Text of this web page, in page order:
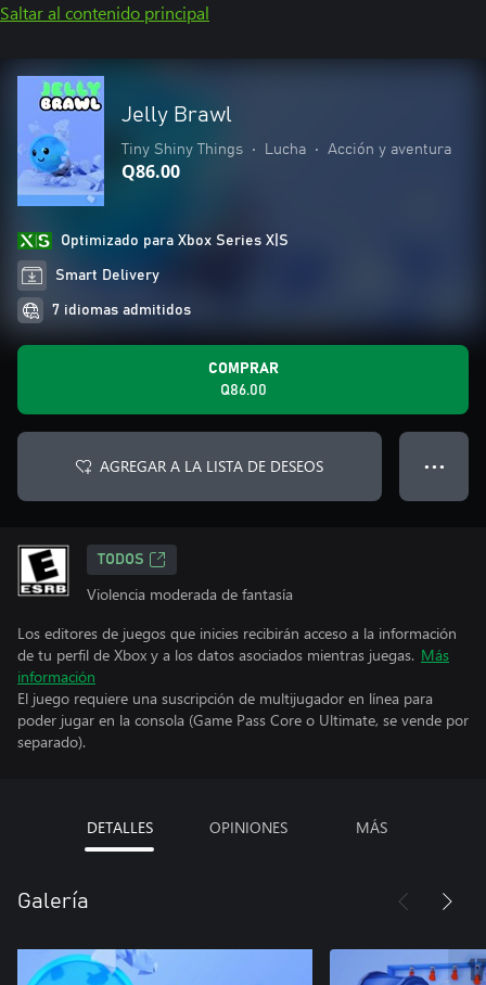
Saltar al contenido principal
Jelly Brawl
Tiny Shiny Things • Lucha • Acción y aventura
Q86.00
Optimizado para Xbox Series X|S
Smart Delivery
7 idiomas admitidos
COMPRAR
Q86.00
AGREGAR A LA LISTA DE DESEOS ● ● ●
TODOS
Violencia moderada de fantasía
Los editores de juegos que inicies recibirán acceso a la información
de tu perfil de Xbox y a los datos asociados mientras juegas. Más
información
El juego requiere una suscripción de multijugador en línea para
poder jugar en la consola (Game Pass Core o Ultimate, se vende por
separado).
DETALLES OPINIONES MÁS
Galería